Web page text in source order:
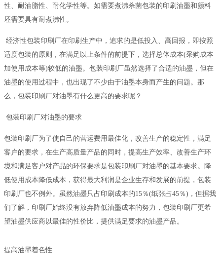
性、耐油脂性、耐化学性等。如需要煮沸杀菌包装的印刷油墨和颜料
坯需要具有耐煮沸性。
经济性包装印刷厂在印刷生产中，追求的是低投入、高回报，即按照
适度包装的原则，在满足以上条件的前提下，选择总体成本(采购成本
加使用成本等)较低的油墨。包装印刷厂虽然选择了合适的油墨，但在
油墨的使用过程中，也出现了不少由于油墨本身而产生的问题。那
么，包装印刷厂对油墨有什么更高的要求呢？
包装印刷厂对油墨的要求
包装印刷厂为了使自己的营运费用最佳化，改善生产的稳定性，满足
客户的要求，在生产高质量产品的同时，提高生产效率、改善生产环
境和满足客户对产品的环保要求是包装印刷厂对油墨的基本要求。降
低使用成本降低成本，获得最大利润是企业生存和发展的前提，包装
印刷厂也不例外。虽然油墨只占印刷成本的15％(纸张占45％)，但据我
们了解，印刷厂始终没有放弃降低油墨成本的努力，包装印刷厂更希
望油墨供应商以最佳的性价比，提供满足要求的油墨产品。
提高油墨着色性